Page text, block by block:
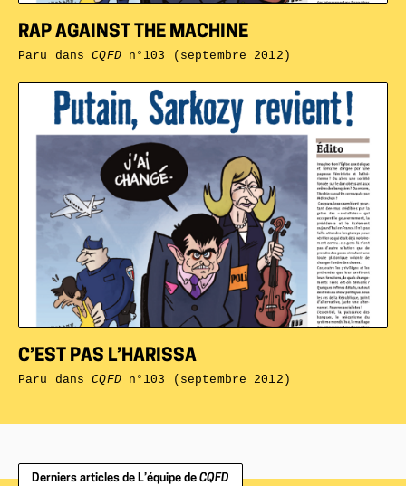
C’EST PAS L’HARISSA
Paru dansCQFDn°103 (septembre 2012)
RAP AGAINST THE MACHINE
Paru dansCQFDn°103 (septembre 2012)
Derniers articles de L’équipe de CQFD